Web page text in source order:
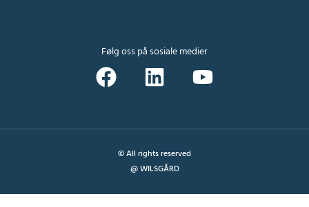
Følg oss på sosiale medier
© All rights reserved
@ WILSGÅRD